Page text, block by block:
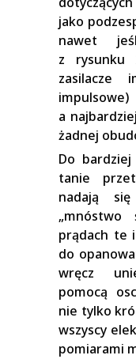
jako
nawet
z rysunku
zasilacze
a
żadnej
Do bardziej
tanie
nadają
„mnóstwo
prądach te
do
wręcz
pomocą
nie tylko
wszyscy
pomiarami